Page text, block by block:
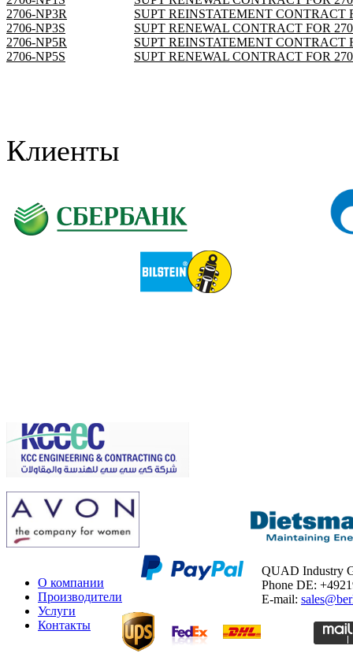
2706-NP3R
SUPT REINSTATEMENT CONTRACT
2706-NP3S
SUPT RENEWAL CONTRACT FOR
2706-NP5R
SUPT REINSTATEMENT CONTRACT
2706-NP5S
SUPT RENEWAL CONTRACT FOR
Клиенты
О компании
Производители
Услуги
Контакты
QUAD Industry
Phone DE:
E-mail: